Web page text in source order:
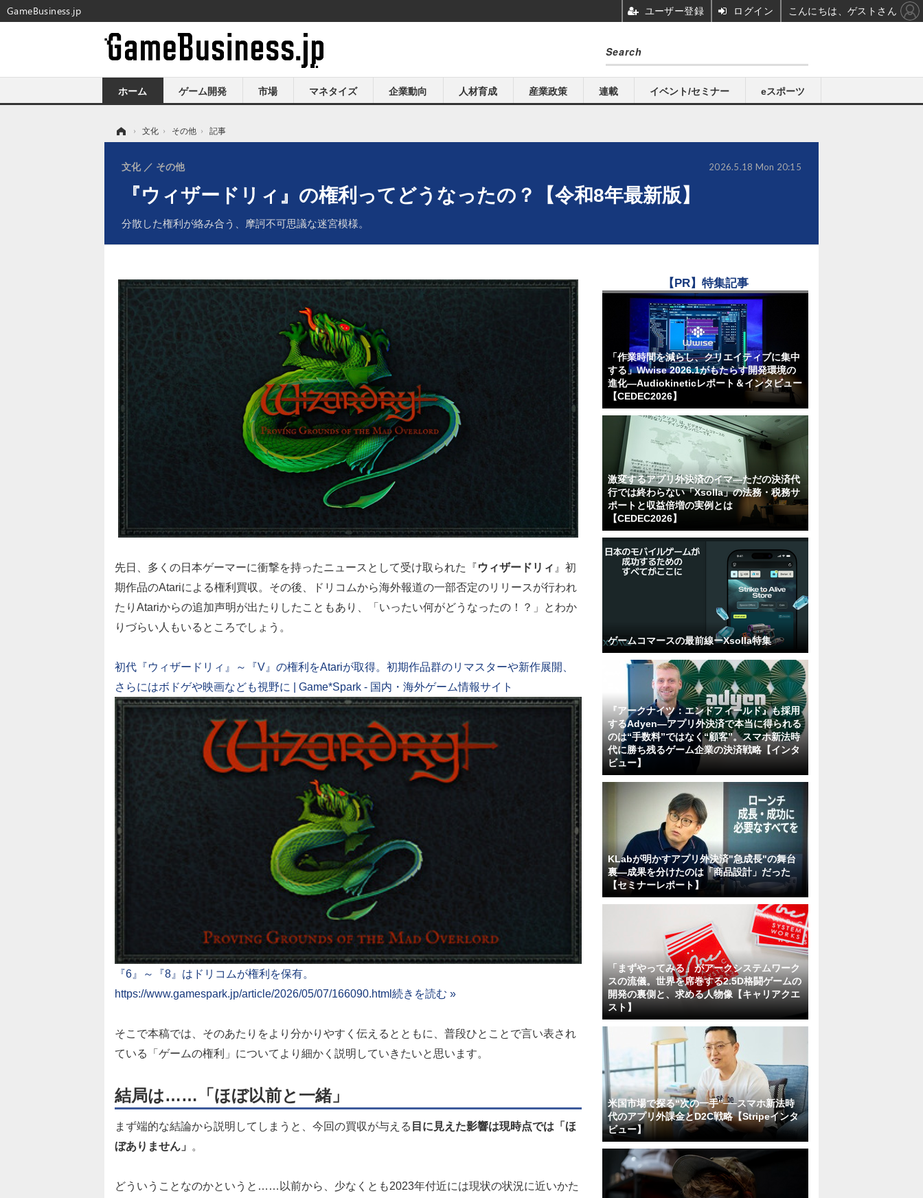
ホーム ゲーム開発 市場 マネタイズ 企業動向 人材育成 産業政策 連載 イベント/セミナー eスポーツ
› 文化 › その他 › 記事
『ウィザードリィ』の権利ってどうなったの？【令和8年最新版】
分散した権利が絡み合う、摩訶不可思議な迷宮模様。
文化 その他 2026.5.18 Mon 20:15
先日、多くの日本ゲーマーに衝撃を持ったニュースとして受け取られた『ウィザードリィ 』初
期作品のAtariによる権利買収。その後、ドリコムから海外報道の一部否定のリリースが行われ
たりAtariからの追加声明が出たりしたこともあり、「いったい何がどうなったの！？」とわか
りづらい人もいるところでしょう。
初代『ウィザードリィ』～『V』の権利をAtariが取得。初期作品群のリマスターや新作展開、
さらにはボドゲや映画なども視野に | Game*Spark - 国内・海外ゲーム情報サイト
『6』～『8』はドリコムが権利を保有。
https://www.gamespark.jp/article/2026/05/07/166090.html 続きを読む »
そこで本稿では、そのあたりをより分かりやすく伝えるとともに、普段ひとことで言い表され
ている「ゲームの権利」についてより細かく説明していきたいと思います。
結局は……「ほぼ以前と一緒」
まず端的な結論から説明してしまうと、今回の買収が与える 目に見えた影響は現時点では「ほ
ぼありません」
どういうことなのかというと……以前から、 少なくとも2023年付近には現状の状況に近いかた
【PR】特集記事
「作業時間を減らし、クリエイティブに集中
する」Wwise 2026.1がもたらす開発環境の
進化―Audiokineticレポート＆インタビュー
【CEDEC2026】
激変するアプリ外決済のイマ―ただの決済代
行では終わらない「Xsolla」の法務・税務サ
ポートと収益倍増の実例とは
【CEDEC2026】
ゲームコマースの最前線ーXsolla特集
『アークナイツ：エンドフィールド』も採用
するAdyen―アプリ外決済で本当に得られる
のは“手数料”ではなく“顧客”。スマホ新法時
代に勝ち残るゲーム企業の決済戦略【インタ
ビュー】
KLabが明かすアプリ外決済"急成長"の舞台
裏―成果を分けたのは「商品設計」だった
【セミナーレポート】
「まずやってみる」がアークシステムワーク
スの流儀。世界を席巻する2.5D格闘ゲームの
開発の裏側と、求める人物像【キャリアクエ
スト】
米国市場で探る“次の一手”──スマホ新法時
代のアプリ外課金とD2C戦略【Stripeインタ
ビュー】
GameBusiness.jp ユーザー登録 ログイン こんにちは、ゲストさん